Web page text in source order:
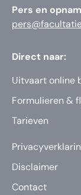
Pers en
Direct naar:
Uitvaart online
Formulieren &
Tarieven
Disclaimer
Contact